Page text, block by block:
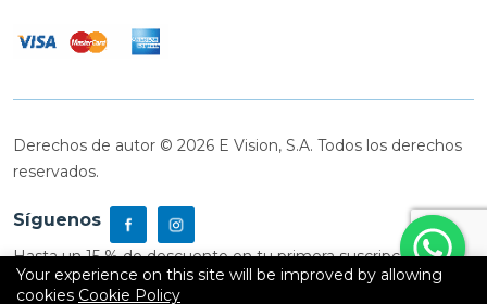
Derechos de autor © 2026 E Vision, S.A. Todos los derechos
reservados.
Síguenos
Hasta un 15 % de descuento en tu primera suscripción
Your experience on this site will be improved by allowing
cookies Cookie Policy